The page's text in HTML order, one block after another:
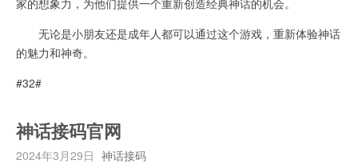
无论是小朋友还是成年人都可以通过这个游戏，重新体验神话
的魅力和神奇。
#32#
神话接码官网
2024年3月29日 神话接码